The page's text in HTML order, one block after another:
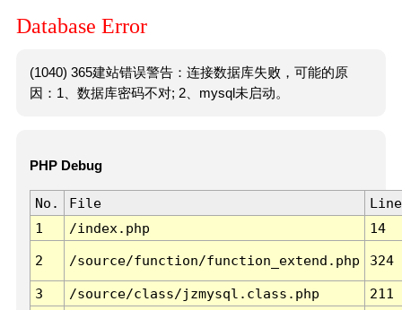
Database Error
(1040) 365建站错误警告：连接数据库失败，可能的原
因：1、数据库密码不对; 2、mysql未启动。
PHP Debug
No. File
Line
1
/index.php 14
2 /source/function/function_extend.php 324
3 /source/class/jzmysql.class.php
211